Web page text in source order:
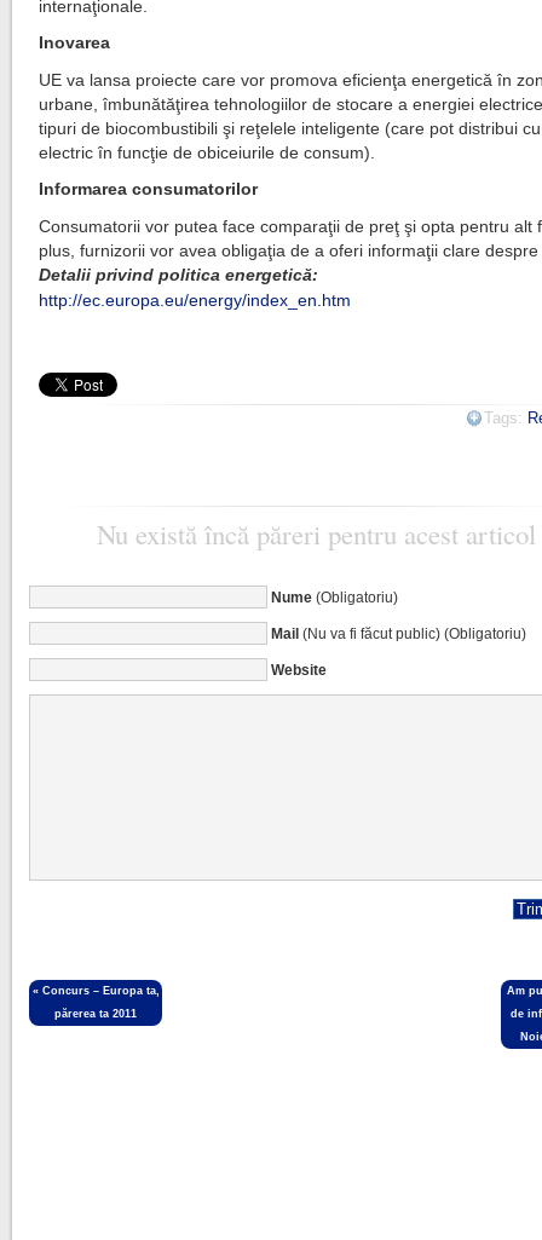
internaţionale.
Inovarea
UE va lansa proiecte care vor promova eficienţa energetică în
urbane, îmbunătăţirea tehnologiilor de stocare a energiei
tipuri de biocombustibili şi reţelele inteligente (care pot distribui
electric în funcţie de obiceiurile de consum).
Informarea consumatorilor
Consumatorii vor putea face comparaţii de preţ şi opta pentru alt
plus, furnizorii vor avea obligaţia de a oferi informaţii clare
Detalii privind politica energetică:
http://ec.europa.eu/energy/index_en.htm
Tags:
Nu există încă păreri pentru acest articol
Nume(Obligatoriu)
Mail(Nu va fi făcut public) (Obligatoriu)
Website
« Concurs – Europa ta,
părerea ta 2011
Am
de